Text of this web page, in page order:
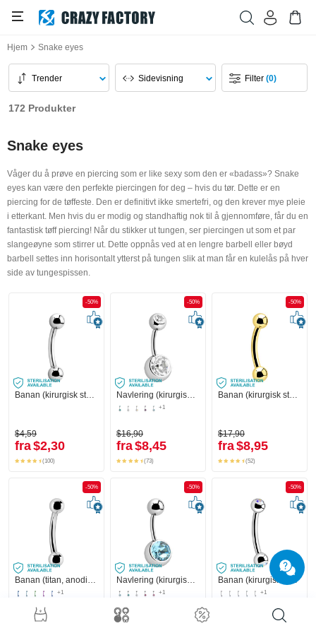
Hjem Snake eyes
Trender Sidevisning Filter(0)
172 Produkter
Snake eyes
Våger du å prøve en piercing som er like sexy som den er «badass»? Snake
eyes kan være den perfekte piercingen for deg – hvis du tør. Dette er en
piercing for de tøffeste. Den er definitivt ikke smertefri, og den krever mye pleie
i etterkant. Men hvis du er modig og standhaftig nok til å gjennomføre, får du en
fantastisk tøff piercing! Når du stikker ut tungen, ser piercingen ut som et par
slangeøyne som stirrer ut. Dette oppnås ved at en lengre barbell eller bøyd
barbell settes inn horisontalt ytterst på tungen slik at man får en kulelås på hver
side av tungespissen.
-50%
Banan (kirurgisk stål, sølv, skinnende finish) med kuler
$4,59
fra$2,30
(100)
-50%
Navlering (kirurgisk stål, sølv, skinnende finish) med kuler og krystallsteiner
+1
$16,90
fra$8,45
(73)
-50%
Banan (kirurgisk stål, gull, skinnende finish)
$17,90
fra$8,95
(52)
-50%
+1
$12,90
-50%
Navlering (kirurgisk stål, sølv, skinnende finish) med krystallstein
+1
$14,90
-50%
Banan (kirurgisk stål, sølv, skinnende finish) med kuler og krystallsteiner
+1